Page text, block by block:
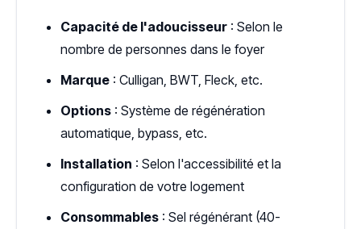
Capacité de l'adoucisseur : Selon le
nombre de personnes dans le foyer
Marque : Culligan, BWT, Fleck, etc.
Options : Système de régénération
automatique, bypass, etc.
Installation : Selon l'accessibilité et la
configuration de votre logement
Consommables : Sel régénérant (40-